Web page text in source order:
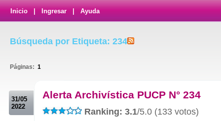
Inicio Ingresar Ayuda
Búsqueda por Etiqueta: 234
Páginas: 1
31/05
2022
Alerta Archivística PUCP N° 234
Ranking: 3.1/5.0 (133 votos)